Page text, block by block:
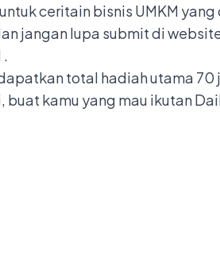
ceritain bisnis UMKM
jangan lupa submit di
.
total hadiah utama 70
kamu yang mau ikutan